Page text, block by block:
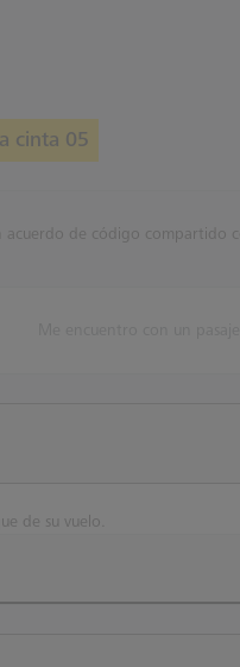
cinta 05
acuerdo de código compartido
de su vuelo.